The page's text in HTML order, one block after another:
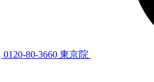
0120-80-3660 東京院